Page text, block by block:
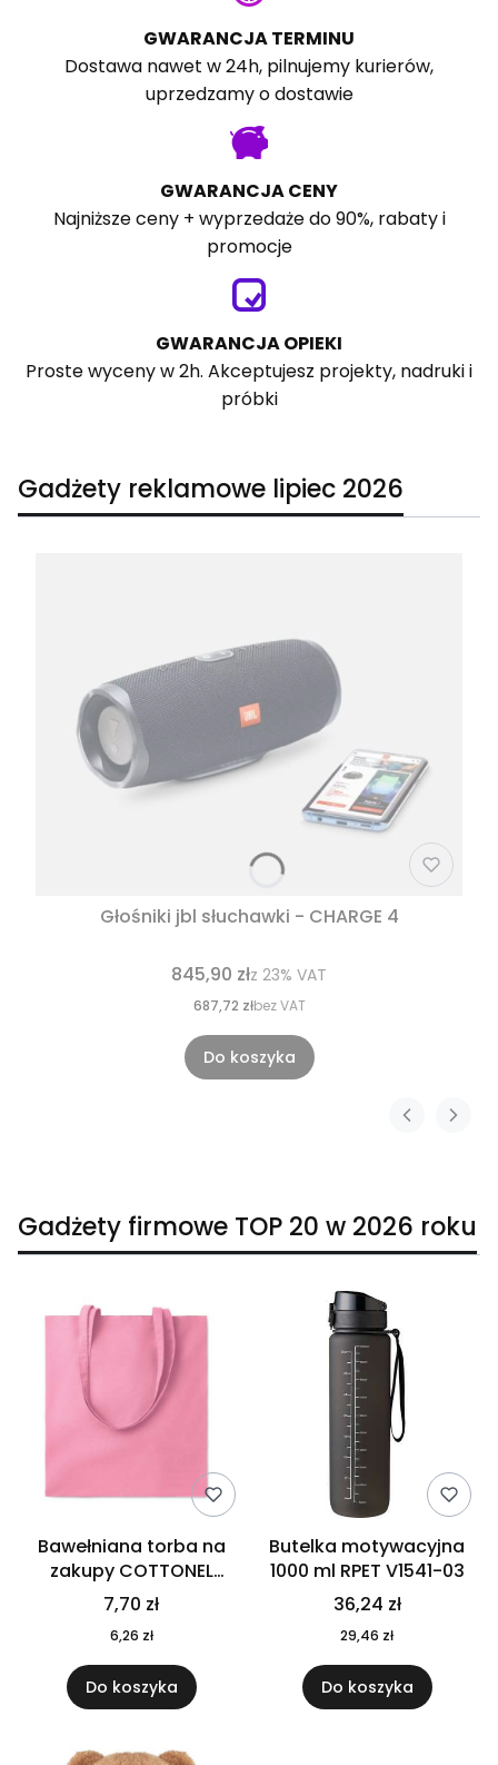
GWARANCJA TERMINU
Dostawa nawet w 24h, pilnujemy kurierów,
uprzedzamy o dostawie
GWARANCJA CENY
Najniższe ceny + wyprzedaże do 90%, rabaty i
promocje
GWARANCJA OPIEKI
Proste wyceny w 2h. Akceptujesz projekty, nadruki i
próbki
Gadżety reklamowe lipiec 2026
Głośniki jbl słuchawki - CHARGE 4
845,90 złz 23% VAT
687,72 złbez VAT
Do koszyka
Gadżety firmowe TOP 20 w 2026 roku
Bawełniana torba na
zakupy COTTONEL
COLOUR++ MO9846-11
7,70 zł
6,26 zł
Do koszyka
Butelka motywacyjna
1000 ml RPET V1541-03
36,24 zł
29,46 zł
Do koszyka